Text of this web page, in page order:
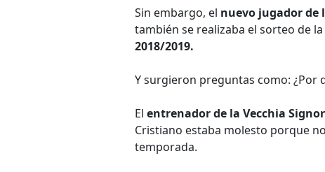
Sin embargo, el nuevo jugador de
también se realizaba el sorteo de
2018/2019.
Y surgieron preguntas como: ¿Por
El entrenador de la Vecchia
Cristiano estaba molesto porque
temporada.